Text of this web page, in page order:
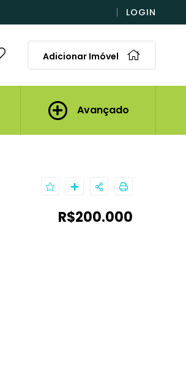
LOGIN
Adicionar Imóvel
Avançado
R$200.000